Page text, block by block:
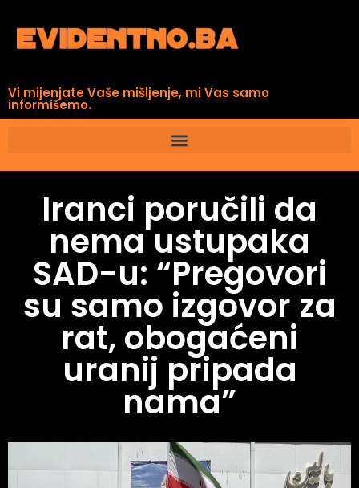
Vi mijenjate Vaše mišljenje, mi Vas samo
informišemo.
Iranci poručili da
nema ustupaka
SAD-u: “Pregovori
su samo izgovor za
rat, obogaćeni
uranij pripada
nama”